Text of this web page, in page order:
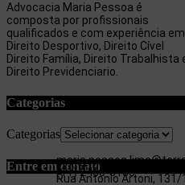
Advocacia Maria Pessoa é
composta por profissionais
qualificados e com experiência em
Direito Desportivo, Direito Cível
Direito Família, Direito Trabalhista
Direito Previdenciario.
Categorias
Categorias
Entre em contato
Rua Antonio Artoni, 131/
(11) 2403-3180
(11) 97053-3654